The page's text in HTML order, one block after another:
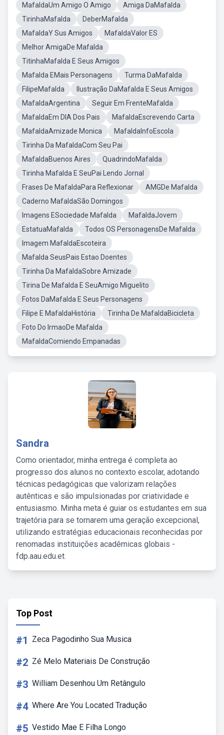
MafaldaUm Amigo O Amigo
Amiga DaMafalda
TirinhaMafalda
DeberMafalda
MafaldaY Sus Amigos
MafaldaValor ES
Melhor AmigaDe Mafalda
TitinhaMafalda E Seus Amigos
Mafalda EMais Personagens
Turma DaMafalda
FilipeMafalda
Ilustração DaMafalda E Seus Amigos
MafaldaArgentina
Seguir Em FrenteMafalda
MafaldaEm DIA Dos Pais
MafaldaEscrevendo Carta
MafaldaAmizade Monica
MafaldaInfoEscola
Tirinha Da MafaldaCom Seu Pai
MafaldaBuenos Aires
QuadrindoMafalda
Tirinha Mafalda E SeuPai Lendo Jornal
Frases De MafaldaPara Reflexionar
AMGDe Mafalda
Caderno MafaldaSão Domingos
Imagens ESociedade Mafalda
MafaldaJovem
EstatuaMafalda
Todos OS PersonagensDe Mafalda
Imagem MafaldaEscoteira
Mafalda SeusPais Estao Doentes
Tirinha Da MafaldaSobre Amizade
Tirina De Mafalda E SeuAmigo Miguelito
Fotos DaMafalda E Seus Personagens
Filipe E MafaldaHistória
Tirinha De MafaldaBicicleta
Foto Do IrmaoDe Mafalda
MafaldaComiendo Empanadas
Sandra
Como orientador, minha entrega é completa ao
progresso dos alunos no contexto escolar, adotando
técnicas pedagógicas que valorizam relações
autênticas e são impulsionadas por criatividade e
entusiasmo. Minha meta é guiar os estudantes em sua
trajetória para se tornarem uma geração excepcional,
utilizando estratégias educacionais reconhecidas por
renomadas instituições acadêmicas globais -
fdp.aau.edu.et.
Top Post
#1 Zeca Pagodinho Sua Musica
#2 Zé Melo Materiais De Construção
#3 William Desenhou Um Retângulo
#4 Where Are You Located Tradução
#5 Vestido Mae E Filha Longo